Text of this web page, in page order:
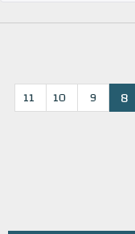
8
9
10
11